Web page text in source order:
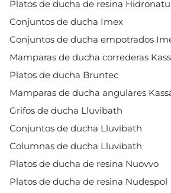
Platos de ducha de resina
Conjuntos de ducha Imex
Conjuntos de ducha empotrados
Mamparas de ducha correderas
Platos de ducha Bruntec
Mamparas de ducha angulares
Grifos de ducha Lluvibath
Conjuntos de ducha Lluvibath
Columnas de ducha Lluvibath
Platos de ducha de resina Nuovvo
Platos de ducha de resina Nudespol